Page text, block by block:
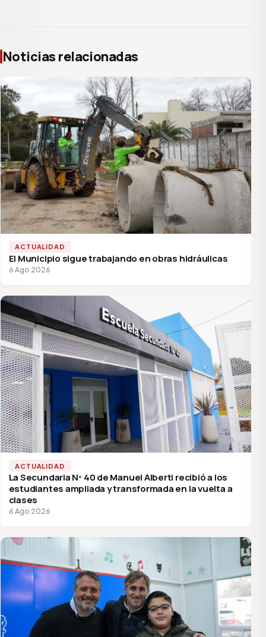
Noticias relacionadas
ACTUALIDAD
El Municipio sigue trabajando en obras hidráulicas
6 Ago 2026
ACTUALIDAD
La Secundaria Nº 40 de Manuel Alberti recibió a los
estudiantes ampliada y transformada en la vuelta a
clases
6 Ago 2026